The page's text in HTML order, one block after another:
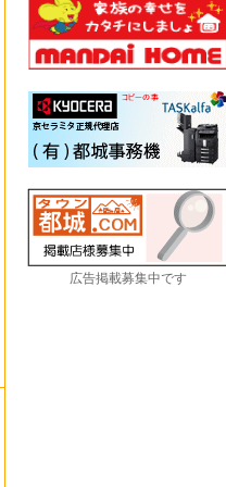
広告掲載募集中です